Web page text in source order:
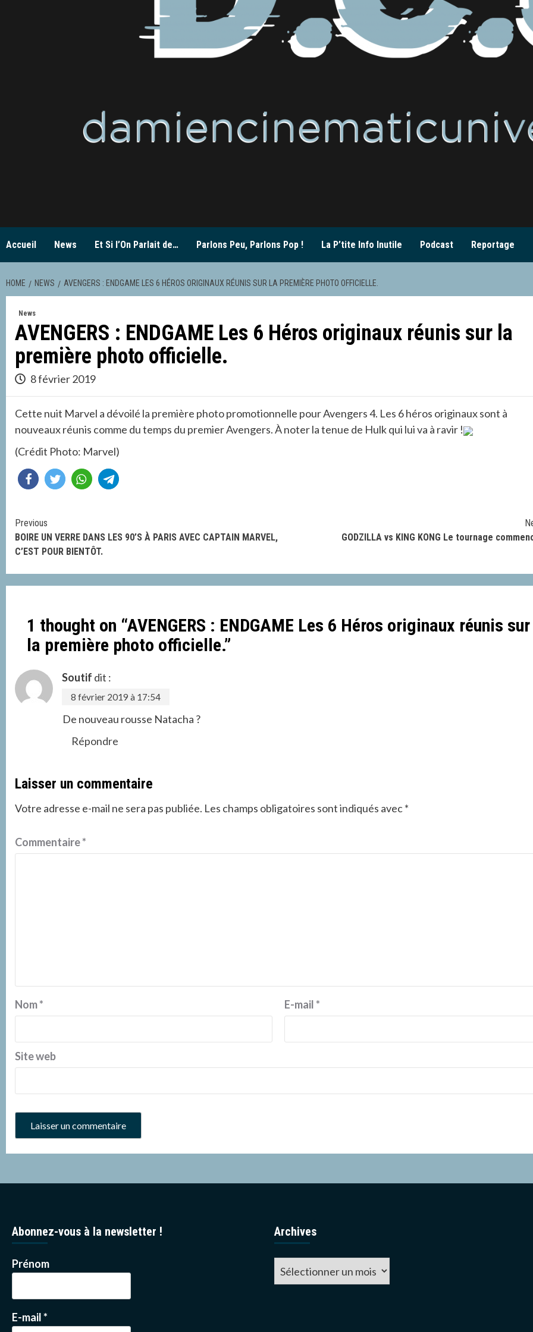
Accueil News Et Si l’On Parlait de… Parlons Peu, Parlons Pop ! La P’tite Info Inutile Podcast Reportage
HOME NEWS AVENGERS : ENDGAME LES 6 HÉROS ORIGINAUX RÉUNIS SUR LA PREMIÈRE PHOTO OFFICIELLE.
News
AVENGERS : ENDGAME Les 6 Héros originaux réunis sur la
première photo officielle.
8 février 2019
Cette nuit Marvel a dévoilé la première photo promotionnelle pour Avengers 4. Les 6 héros originaux sont à
nouveaux réunis comme du temps du premier Avengers. À noter la tenue de Hulk qui lui va à ravir !
(Crédit Photo: Marvel)
Continue
Reading
Previous
BOIRE UN VERRE DANS LES 90’S À PARIS AVEC CAPTAIN MARVEL,
C’EST POUR BIENTÔT.
GODZILLA vs KING KONG Le tournage
1 thought on “AVENGERS : ENDGAME Les 6 Héros originaux réunis sur
la première photo officielle.”
Soutif dit :
8 février 2019 à 17:54
De nouveau rousse Natacha ?
Répondre
Laisser un commentaire
Votre adresse e-mail ne sera pas publiée. Les champs obligatoires sont indiqués avec*
Commentaire*
Nom* E-mail*
Site web
Abonnez-vous à la newsletter !
Prénom
E-mail*
Archives
Archives